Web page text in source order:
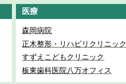
医療
森岡病院
正木整形・リハビリクリニック
すずえこどもクリニック
板東歯科医院八万オフィス